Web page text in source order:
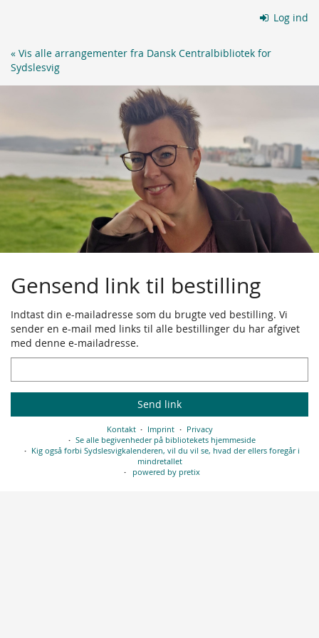
Log ind
« Vis alle arrangementer fra Dansk Centralbibliotek for
Sydslesvig
Gensend link til bestilling
Indtast din e-mailadresse som du brugte ved bestilling. Vi
sender en e-mail med links til alle bestillinger du har afgivet
med denne e-mailadresse.
Send link
Kontakt Imprint
Privacy
Se alle begivenheder på bibliotekets hjemmeside
Kig også forbi Sydslesvigkalenderen, vil du vil se, hvad der ellers foregår i
mindretallet
powered by pretix